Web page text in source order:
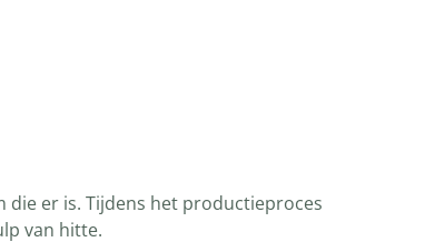
die er is. Tijdens het productieproces
van hitte.